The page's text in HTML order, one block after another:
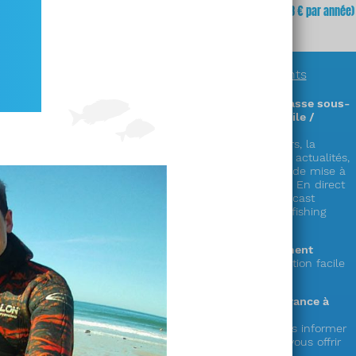
(soit 64,68 € par année)
nos abonnements
Des informations exclusives sur la chasse sous-
marine en accès illimité (sur PC / mobile /
Découvrez plus de 300 zones & parcours, la
réglementation complète en France, les actualités,
la faune, la cuisine de la mer, les cales de mise à
le showroom matériel, les vidéos « En direct
du littoral », nos émissions radio en podcast
« Mémoire de chasse » et le live « spearfishing
Le choix de la durée de votre abonnement
1 an ou mensuel (et possibilité de résiliation facile
Votre soutien au seul web média en France à
destination des pêcheurs en apnée !
Votre abonnement nous permet de vous informer
et de préparer de nouveaux services à vous offrir